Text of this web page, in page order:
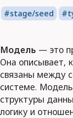
stage/seed
Модель — это
Она описывает,
связаны между
системе.
структуры
логику и